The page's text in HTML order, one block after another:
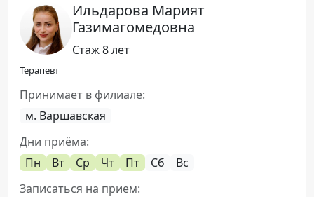
Ильдарова Марият
Газимагомедовна
Стаж 8 лет
Терапевт
Принимает в филиале:
м. Варшавская
Дни приёма:
Пн
Вт Ср Чт Пт Сб
Вс
Записаться на прием: